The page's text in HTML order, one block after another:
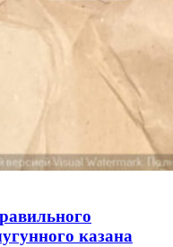
казана